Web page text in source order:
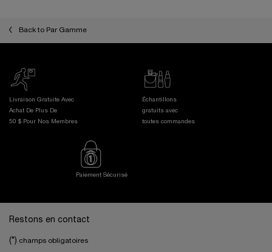
Back to Par Gamme
Livraison Gratuite Avec
Achat De Plus De
50 $ Pour Nos Membres
Échantillons
gratuits avec
toutes commandes
Paiement Sécurisé
Restons en contact
(*) champs obligatoires